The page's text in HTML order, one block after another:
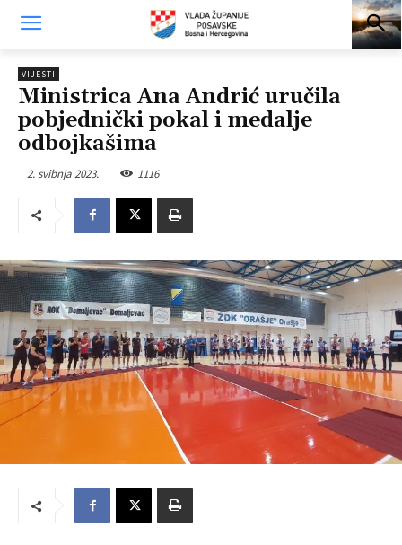
VIJESTI
Ministrica Ana Andrić uručila
pobjednički pokal i medalje
odbojkašima
2. svibnja 2023. 1116